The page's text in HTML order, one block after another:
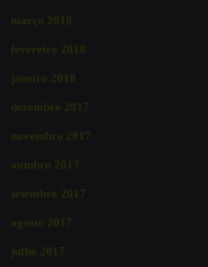
março 2018
fevereiro 2018
janeiro 2018
dezembro 2017
novembro 2017
outubro 2017
setembro 2017
agosto 2017
julho 2017